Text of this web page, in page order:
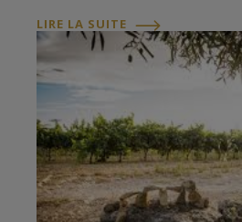
internationale pour révéler
bastides, villas
LIRE LA SUITE